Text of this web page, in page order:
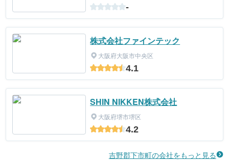
-
株式会社ファインテック
大阪府大阪市中央区
4.1
SHIN NIKKEN株式会社
大阪府堺市堺区
4.2
吉野郡下市町の会社をもっと見る